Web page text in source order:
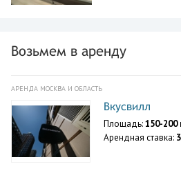
Возьмем в аренду
АРЕНДА МОСКВА И ОБЛАСТЬ
Вкусвилл
Площадь:150-200
Арендная ставка: